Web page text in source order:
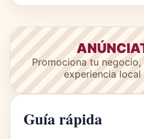
Promociona tu
experiencia local
Guía rápida